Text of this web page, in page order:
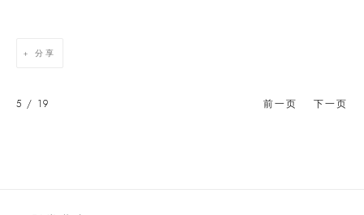
分享
前一页 下一页
5 / 19